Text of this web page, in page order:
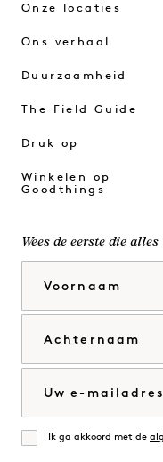
Onze locaties
Ons verhaal
Duurzaamheid
The Field Guide
Druk op
Winkelen op
Goodthings
Wees de eerste die
Mee eens
Ik ga akkoord met de